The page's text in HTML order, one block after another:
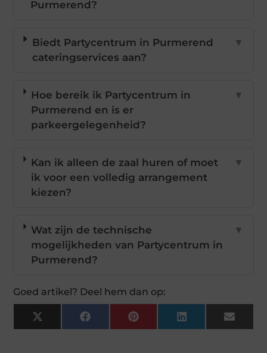
Purmerend?
Biedt Partycentrum in Purmerend
cateringservices aan?
▼
Hoe bereik ik Partycentrum in
Purmerend en is er
parkeergelegenheid?
▼
Kan ik alleen de zaal huren of moet
ik voor een volledig arrangement
kiezen?
▼
Wat zijn de technische
mogelijkheden van Partycentrum in
Purmerend?
▼
Goed artikel? Deel hem dan op:
X
(Twitter)
FacebookPinterestLinkedInEmail